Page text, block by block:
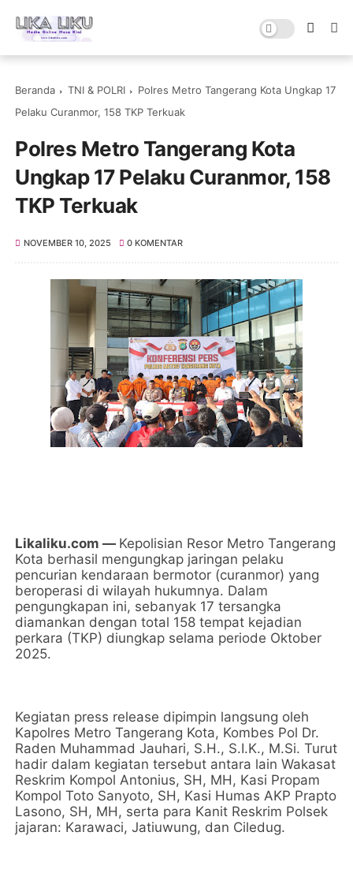
Beranda TNI & POLRI
Polres Metro Tangerang Kota Ungkap 17
Pelaku Curanmor, 158 TKP Terkuak
Polres Metro Tangerang Kota
Ungkap 17 Pelaku Curanmor, 158
TKP Terkuak
NOVEMBER 10, 2025 0 KOMENTAR
Likaliku.com — Kepolisian Resor Metro Tangerang
Kota berhasil mengungkap jaringan pelaku
pencurian kendaraan bermotor (curanmor) yang
beroperasi di wilayah hukumnya. Dalam
pengungkapan ini, sebanyak 17 tersangka
diamankan dengan total 158 tempat kejadian
perkara (TKP) diungkap selama periode Oktober
2025.
Kegiatan press release dipimpin langsung oleh
Kapolres Metro Tangerang Kota, Kombes Pol Dr.
Raden Muhammad Jauhari, S.H., S.I.K., M.Si. Turut
hadir dalam kegiatan tersebut antara lain Wakasat
Reskrim Kompol Antonius, SH, MH, Kasi Propam
Kompol Toto Sanyoto, SH, Kasi Humas AKP Prapto
Lasono, SH, MH, serta para Kanit Reskrim Polsek
jajaran: Karawaci, Jatiuwung, dan Ciledug.